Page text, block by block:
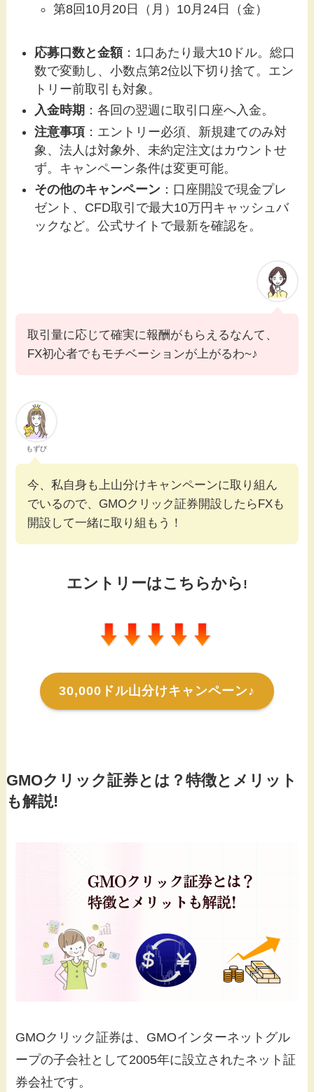
第8回10月20日（月）10月24日（金）
応募口数と金額：1口あたり最大10ドル。総口
数で変動し、小数点第2位以下切り捨て。エン
トリー前取引も対象。
入金時期 ：各回の翌週に取引口座へ入金。
注意事項 ：エントリー必須、新規建てのみ対
象、法人は対象外、未約定注文はカウントせ
ず。キャンペーン条件は変更可能。
その他のキャンペーン ：口座開設で現金プレ
ゼント、CFD取引で最大10万円キャッシュバ
ックなど。公式サイトで最新を確認を。
取引量に応じて確実に報酬がもらえるなんて、
FX初心者でもモチベーションが上がるわ~♪
もずび
今、私自身も上山分けキャンペーンに取り組ん
でいるので、GMOクリック証券開設したらFXも
開設して一緒に取り組もう！
エントリーはこちらから !
30,000ドル山分けキャンペーン♪
GMOクリック証券とは？特徴とメリット
も解説!
GMOクリック証券は、GMOインターネットグル
ープの子会社として2005年に設立されたネット証
券会社です。